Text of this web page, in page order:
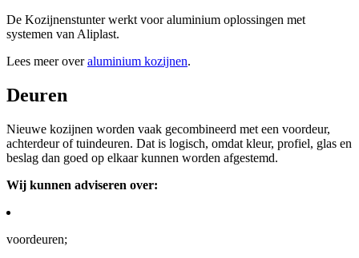
De Kozijnenstunter werkt voor aluminium oplossingen met
systemen van Aliplast.
Lees meer overaluminium kozijnen.
Deuren
Nieuwe kozijnen worden vaak gecombineerd met een voordeur,
achterdeur of tuindeuren. Dat is logisch, omdat kleur, profiel, glas en
beslag dan goed op elkaar kunnen worden afgestemd.
Wij kunnen adviseren over:
voordeuren;